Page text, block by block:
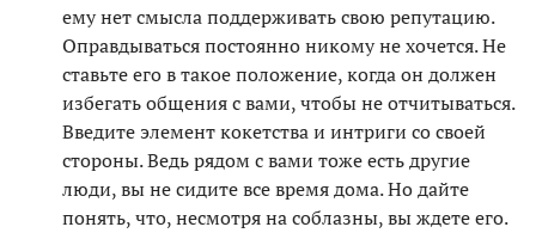
ему нет смысла поддерживать свою репутацию.
Оправдываться постоянно никому не хочется. Не
ставьте его в такое положение, когда он должен
избегать общения с вами, чтобы не отчитываться.
Введите элемент кокетства и интриги со своей
стороны. Ведь рядом с вами тоже есть другие
люди, вы не сидите все время дома. Но дайте
понять, что, несмотря на соблазны, вы ждете его.